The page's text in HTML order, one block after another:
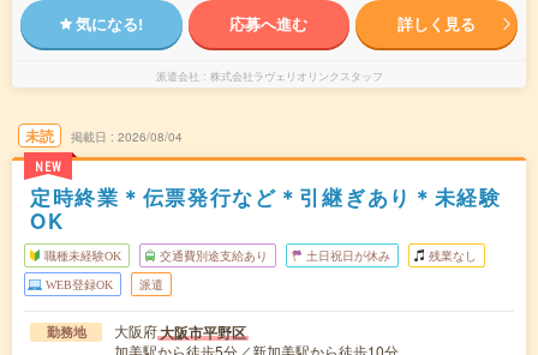
気になる! 応募へ進む 詳しく見る
派遣会社 株式会社ラヴェリオリンクスタッフ
未読
NEW
掲載日 2026/08/04
定時終業＊伝票発行など＊引継ぎあり＊未経験
OK
職種未経験OK 交通費別途支給あり 土日祝日が休み 残業なし
WEB登録OK 派遣
勤務地 大阪府大阪市平野区